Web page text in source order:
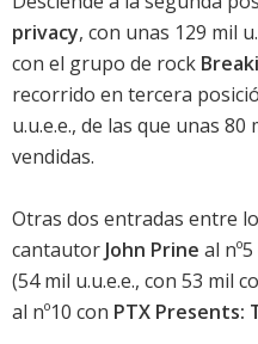
privacy, con unas 129 mil
con el grupo de rock
recorrido en tercera
u.u.e.e., de las que unas
vendidas.
Otras dos entradas entre
cantautor John Prine al
(54 mil u.u.e.e., con 53 mil
al nº10 con PTX Presents: